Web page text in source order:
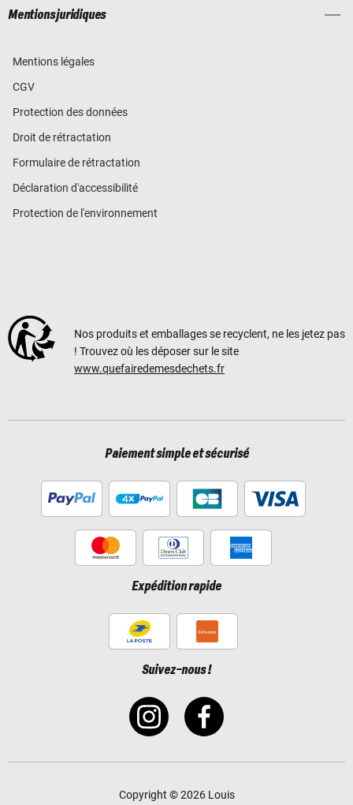
Mentions juridiques
Mentions légales
CGV
Protection des données
Droit de rétractation
Formulaire de rétractation
Déclaration d'accessibilité
Protection de l'environnement
Nos produits et emballages se recyclent, ne les jetez pas
! Trouvez où les déposer sur le site
www.quefairedemesdechets.fr
Paiement simple et sécurisé
Expédition rapide
Suivez-nous !
Copyright © 2026 Louis